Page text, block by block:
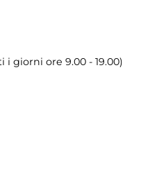
giorni ore 9.00 - 19.00)